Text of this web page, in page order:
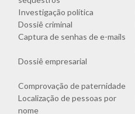
Investigação política
Dossiê criminal
Captura de senhas de e-mails
Dossiê empresarial
Comprovação de paternidade
Localização de pessoas por
nome